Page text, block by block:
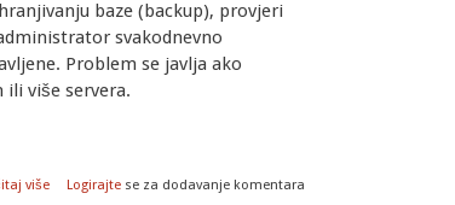
baze (backup), provjeri
svakodnevno
Problem se javlja ako
više servera.
više o MS Sql Server 2008: konfiguriranje primanja obavijesti putem
Logirajte se za dodavanje komentara